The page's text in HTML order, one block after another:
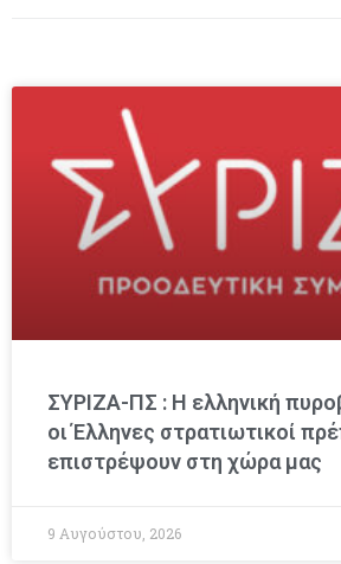
ΣΥΡΙΖΑ-ΠΣ : Η ελληνική
οι Έλληνες στρατιωτικοί
επιστρέψουν στη χώρα μας
9 Αυγούστου, 2026